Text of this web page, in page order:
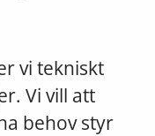
vi tekniskt
Vi vill att
behov styr